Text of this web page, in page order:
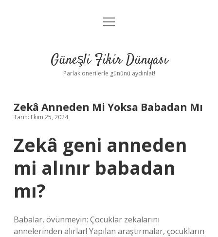
Anasayfa
Yasal Uyarı
menüyü
Güneşli Fikir Dünyası
Parlak önerilerle gününü aydınlat!
Zekâ Anneden Mi Yoksa Babadan Mı
Tarih: Ekim 25, 2024
Zekâ geni anneden
mi alınır babadan
mı?
Babalar, övünmeyin: Çocuklar zekalarını
annelerinden alırlar! Yapılan araştırmalar, çocukların